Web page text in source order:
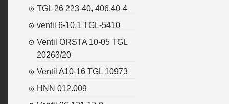
TGL 26 223-40, 406.40-4
ventil 6-10.1 TGL-5410
Ventil ORSTA 10-05 TGL
20263/20
Ventil A10-16 TGL 10973
HNN 012.009